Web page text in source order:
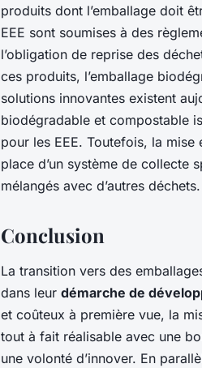
produits dont l’emballage doit
EEE sont soumises à des
l’obligation de reprise des
ces produits, l’emballage
solutions innovantes existent
biodégradable et compostable
pour les EEE. Toutefois, la
place d’un système de collecte
mélangés avec d’autres déchets.
Conclusion
La transition vers des
dans leur démarche de
et coûteux à première vue, la
tout à fait réalisable avec une
une volonté d’innover. En